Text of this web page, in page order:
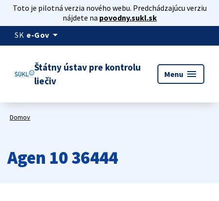
Toto je pilotná verzia nového webu. Predchádzajúcu verziu
nájdete na povodny.sukl.sk
SK e-Gov arrow_drop_down
Štátny ústav pre kontrolu
liečiv
Menu menu
Domov
Agen 10 36444